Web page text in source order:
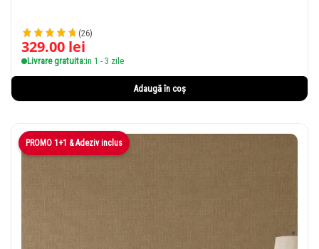
(26)
329.00 lei
Livrare gratuita:in 1 - 3 zile
Adaugă în coș
PROMO 1+1 & Adeziv inclus